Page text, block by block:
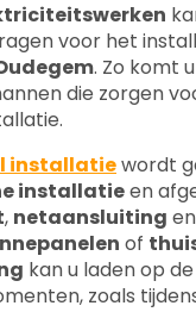
voor het
. Zo komt
die zorgen
installatiewordt
installatieen
, netaansluiting
of
kan u laden op
zoals